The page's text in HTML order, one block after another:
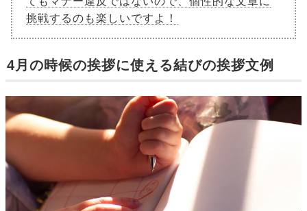
挑戦するのも楽しいですよ！
4月の時候の挨拶に使える結びの挨拶文例